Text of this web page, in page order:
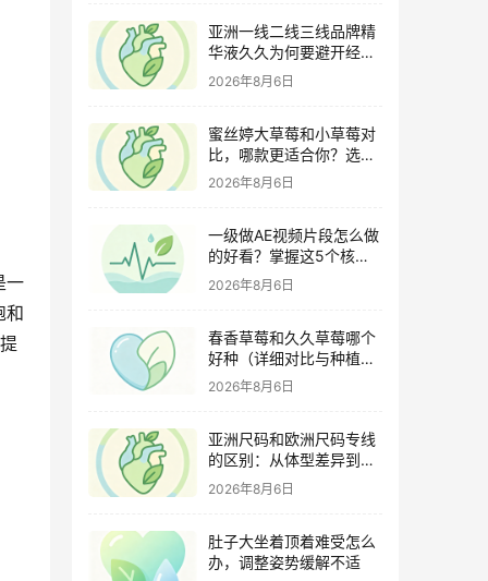
一
和
亚洲一线二线三线品牌精
华液久久为何要避开经期
（激素变化与皮肤敏感度
关联）
2026年8月6日
蜜丝婷大草莓和小草莓对
比，哪款更适合你？选购
指南全解析
2026年8月6日
一级做AE视频片段怎么做
的好看？掌握这5个核心
技巧
2026年8月6日
春香草莓和久久草莓哪个
好种（详细对比与种植指
南）
2026年8月6日
亚洲尺码和欧洲尺码专线
的区别：从体型差异到购
物避坑指南
2026年8月6日
肚子大坐着顶着难受怎么
办，调整姿势缓解不适